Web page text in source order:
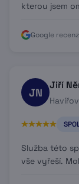
kterou jsem
Google
JN
Jiří
Havířov
Služba této
vše vyřeší.